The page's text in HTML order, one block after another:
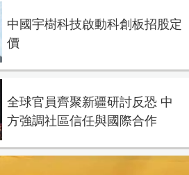
中國宇樹科技啟動科創板招股定
價
全球官員齊聚新疆研討反恐 中
方強調社區信任與國際合作